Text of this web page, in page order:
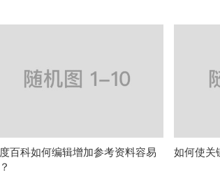
百科如何编辑增加参考资料容易
如何使关